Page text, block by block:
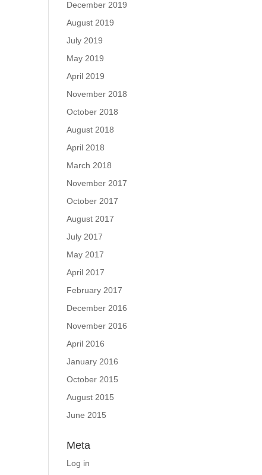
December 2019
August 2019
July 2019
May 2019
April 2019
November 2018
October 2018
August 2018
April 2018
March 2018
November 2017
October 2017
August 2017
July 2017
May 2017
April 2017
February 2017
December 2016
November 2016
April 2016
January 2016
October 2015
August 2015
June 2015
Meta
Log in